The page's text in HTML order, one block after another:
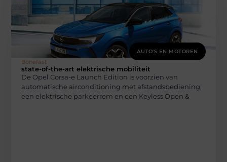
AUTO'S EN MOTOREN
Bonefast
state-of-the-art elektrische mobiliteit
De Opel Corsa-e Launch Edition is voorzien van
automatische airconditioning met afstandsbediening,
een elektrische parkeerrem en een Keyless Open &